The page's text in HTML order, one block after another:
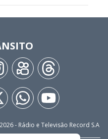
- Rádio e Televisão Record S.A